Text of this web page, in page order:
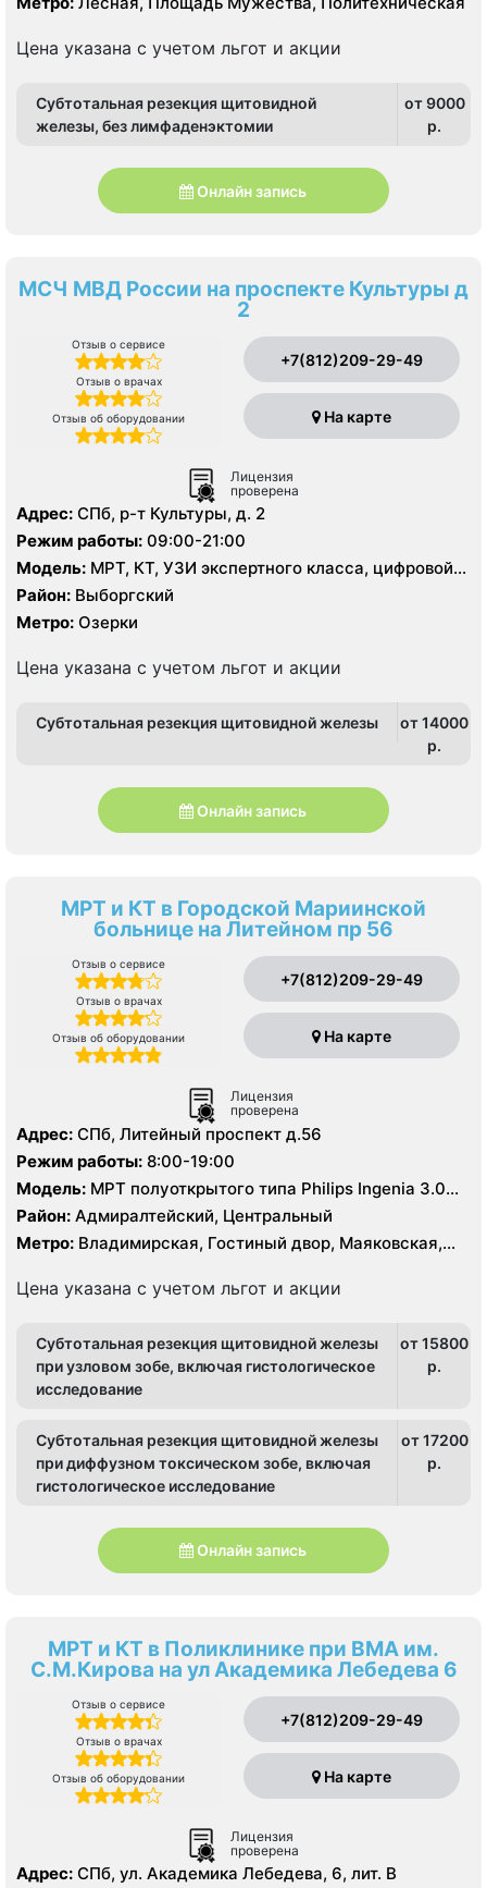
Цена указана с учетом льгот и акции
Субтотальная резекция щитовидной
железы, без лимфаденэктомии
от 9000
p.
Онлайн запись
МСЧ МВД России на проспекте Культуры д
2
Отзыв о сервисе
Отзыв о врачах
Отзыв об оборудовании
+7(812)209-29-49
На карте
Лицензия
проверена
Адрес: СПб, р-т Культуры, д. 2
Режим работы: 09:00-21:00
Модель: МРТ, КТ, УЗИ экспертного класса, цифровой
рентген
Район: Выборгский
Метро: Озерки
Цена указана с учетом льгот и акции
Субтотальная резекция щитовидной железы
от 14000
p.
Онлайн запись
МРТ и КТ в Городской Мариинской
больнице на Литейном пр 56
Отзыв о сервисе
Отзыв о врачах
Отзыв об оборудовании
+7(812)209-29-49
На карте
Лицензия
проверена
Адрес: СПб, Литейный проспект д.56
Режим работы: 8:00-19:00
Модель: МРТ полуоткрытого типа Philips Ingenia 3.0
Тесла, МРТ Siemens Avanto 1,5 Тесла, КТ Siemens
Somatom Definition AS64 64 среза, Siemens Somatom
Emotion 16 срезов
Район: Адмиралтейский, Центральный
Метро: Владимирская, Гостиный двор, Маяковская,
Цена указана с учетом льгот и акции
Субтотальная резекция щитовидной железы
при узловом зобе, включая гистологическое
исследование
от 15800
p.
Субтотальная резекция щитовидной железы
при диффузном токсическом зобе, включая
гистологическое исследование
от 17200
p.
Онлайн запись
МРТ и КТ в Поликлинике при ВМА им.
С.М.Кирова на ул Академика Лебедева 6
Отзыв о сервисе
Отзыв о врачах
Отзыв об оборудовании
+7(812)209-29-49
На карте
Лицензия
проверена
Адрес: СПб, ул. Академика Лебедева, 6, лит. В